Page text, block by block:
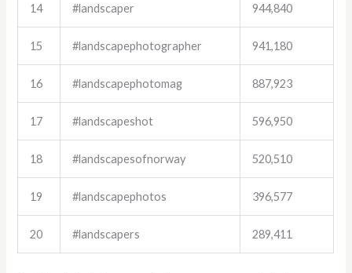
14 #landscaper 944,840
15 #landscapephotographer 941,180
16 #landscapephotomag 887,923
17 #landscapeshot 596,950
18 #landscapesofnorway 520,510
19 #landscapephotos 396,577
20 #landscapers 289,411